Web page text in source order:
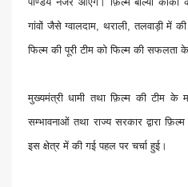
गांवों जैसे ग्वालदाम, थराली, तलवाड़ी में
फिल्म की पूरी टीम को फिल्म की सफलता
मुख्यमंत्री धामी तथा फ़िल्म की टीम के
सम्भावनाओं तथा राज्य सरकार द्वारा
इस क्षेत्र में की गई पहल पर चर्चा हुई।